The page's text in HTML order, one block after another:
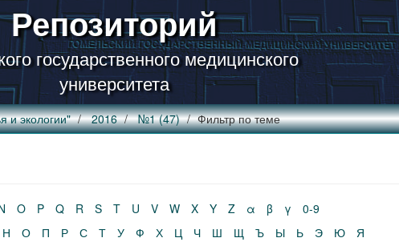
Репозиторий
государственного медицинского
университета
и экологии" 2016 №1 (47) Фильтр по теме
O P Q R S T U V W X Y Z α β γ
0-9
Н О П Р С Т У Ф Х Ц Ч Ш Щ Ъ Ы Ь Э Ю Я